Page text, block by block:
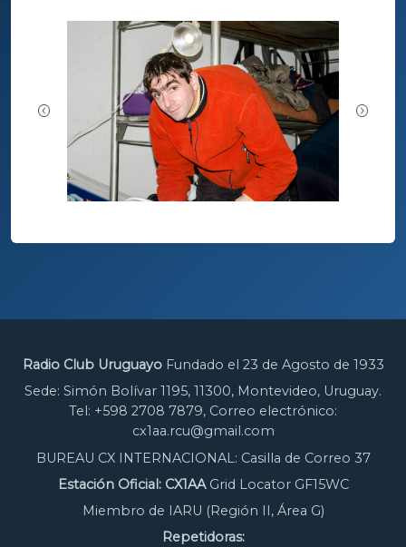
Radio Club UruguayoFundado el 23 de Agosto de 1933
Sede: Simón Bolívar 1195, 11300, Montevideo, Uruguay.
Tel: +598 2708 7879, Correo electrónico:
cx1aa.rcu@gmail.com
BUREAU CX INTERNACIONAL: Casilla de Correo 37
Estación Oficial: CX1AAGrid Locator GF15WC
Miembro de IARU (Región II, Área G)
Repetidoras: